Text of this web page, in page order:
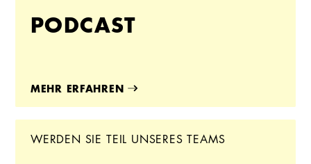
PODCAST
MEHR ERFAHREN
WERDEN SIE TEIL UNSERES TEAMS